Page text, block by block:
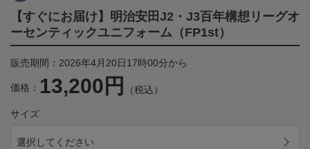
【すぐにお届け】明治安田J2・J3百年構想リーグオ
ーセンティックユニフォーム（FP1st）
販売期間：2026年4月20日17時00分から
価格： 13,200円 （税込）
サイズ
選択してください